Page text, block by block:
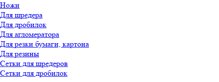
Ножи
Для шредера
Для дробилок
Для агломератора
Для резки бумаги, картона
Для резины
Сетки для шредеров
Сетки для дробилок